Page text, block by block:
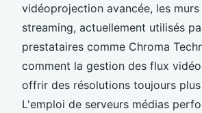
vidéoprojection avancée, les murs
streaming, actuellement utilisés
prestataires comme Chroma
comment la gestion des flux
offrir des résolutions toujours plus
L'emploi de serveurs médias